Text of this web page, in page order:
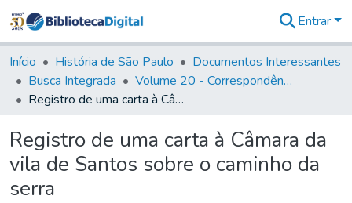
&
Coleções
Tudo na
Biblioteca
Estatísticas
Entrar
Início História de São Paulo
Documentos Interessantes
Busca Integrada
Volume 20 - Correspondência interna do Governador Rodrigo Cezar de Menezes: 1721- 1728
Registro de uma carta à Câmara da vila de Santos sobre o caminho da serra
Registro de uma carta à Câmara da
vila de Santos sobre o caminho da
serra